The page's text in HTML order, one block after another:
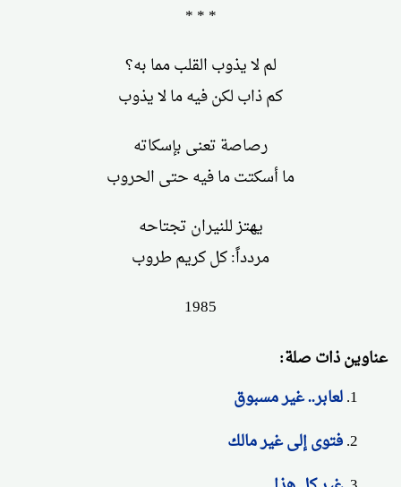
* * *
لم لا يذوب القلب مما به؟
كم ذاب لكن فيه ما لا يذوب
رصاصة تعنى بإسكاته
ما أسكتت ما فيه حتى الحروب
يهتز للنيران تجتاحه
مردداً: كل كريم طروب
1985
عناوين ذات صلة:
لعابر.. غير مسبوق
فتوى إلى غير مالك